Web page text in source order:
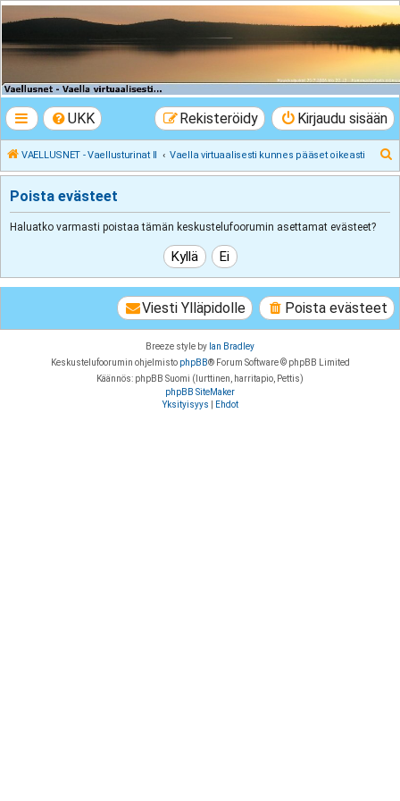
VAELLUSNET -
Vaellusturinat II
UKK Kirjaudu sisään
Rekisteröidy
VAELLUSNET - Vaellusturinat II Vaella virtuaalisesti kunnes pääset oikeasti
t
Poista evästeet
Haluatko varmasti poistaa tämän keskustelufoorumin asettamat evästeet?
Poista evästeet
Viesti Ylläpidolle
Breeze style by Ian Bradley
Keskustelufoorumin ohjelmisto phpBB® Forum Software © phpBB Limited
Käännös: phpBB Suomi (lurttinen, harritapio, Pettis)
phpBB SiteMaker
Yksityisyys
Ehdot